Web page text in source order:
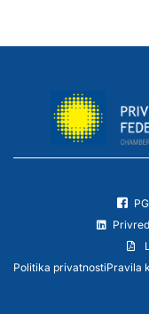
Politika privatnostiPravila